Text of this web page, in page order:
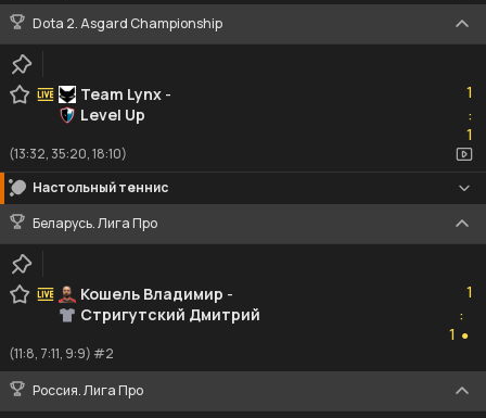
Dota 2. Asgard Championship
Team Lynx -
Level Up
1
:1
1
(13:32, 35:20, 18:10)
Настольный теннис
Беларусь. Лига Про
Кошель Владимир -
Стригутский Дмитрий
1
:
1 ●
(11:8, 7:11, 9:9) #2
Россия. Лига Про